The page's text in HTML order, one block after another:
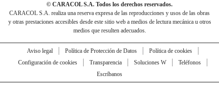
© CARACOL S.A. Todos los derechos reservados.
CARACOL S.A. realiza una reserva expresa de las reproducciones y usos de las obras
y otras prestaciones accesibles desde este sitio web a medios de lectura mecánica u otros
medios que resulten adecuados.
Aviso legal Política de Protección de Datos
Política de cookies
Configuración de cookies
Transparencia Soluciones W
Teléfonos
Escríbanos